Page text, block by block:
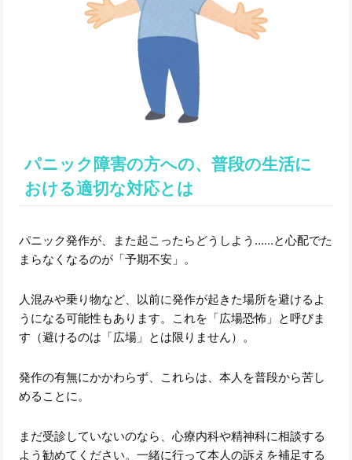
パニック障害の方への、普段の生活に
おける適切な対応とは
パニック発作が、また起こったらどうしよう……と心配でた
まらなくなるのが「予期不安」。
人混みや乗り物など、以前に発作が起きた場所を避けるよ
うになる可能性もあります。これを「広場恐怖」と呼びま
す（避けるのは「広場」とは限りません）。
発作の有無にかかわらず、これらは、本人を普段から苦し
めることに。
まだ受診していないのなら、心療内科や精神科に相談する
よう勧めてください。一緒に行って本人の訴えを補足する